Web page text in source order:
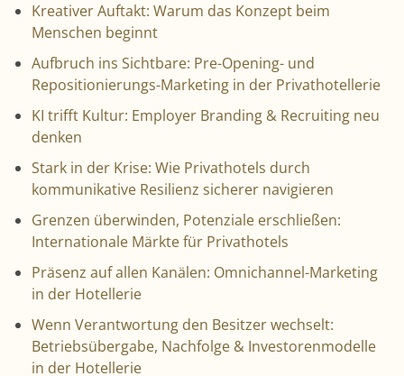
Kreativer Auftakt: Warum das Konzept beim
Menschen beginnt
Aufbruch ins Sichtbare: Pre-Opening- und
Repositionierungs-Marketing in der Privathotellerie
KI trifft Kultur: Employer Branding & Recruiting neu
denken
Stark in der Krise: Wie Privathotels durch
kommunikative Resilienz sicherer navigieren
Grenzen überwinden, Potenziale erschließen:
Internationale Märkte für Privathotels
Präsenz auf allen Kanälen: Omnichannel-Marketing
in der Hotellerie
Wenn Verantwortung den Besitzer wechselt:
Betriebsübergabe, Nachfolge & Investorenmodelle
in der Hotellerie